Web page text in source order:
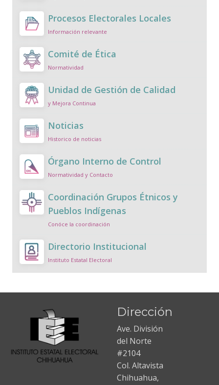
Procesos Electorales Locales
Información relevante
Comité de Ética
Normatividad
Unidad de Gestión de Calidad
y Mejora Continua
Noticias
Historico de noticias
Órgano Interno de Control
Normatividad y Contacto
Coordinación Grupos Étnicos y
Pueblos Indígenas
Conóce la coordinación
Directorio Institucional
Instituto Estatal Electoral
Dirección
Ave. División
del Norte
#2104
Col. Altavista
Chihuahua,